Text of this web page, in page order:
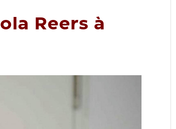
Reers à